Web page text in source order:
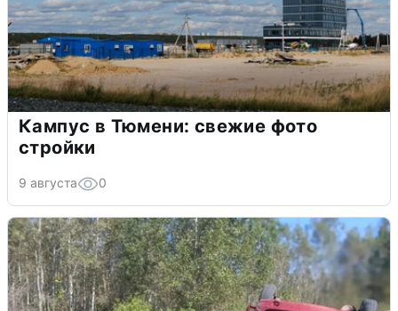
Кампус в Тюмени: свежие фото
стройки
9 августа 0